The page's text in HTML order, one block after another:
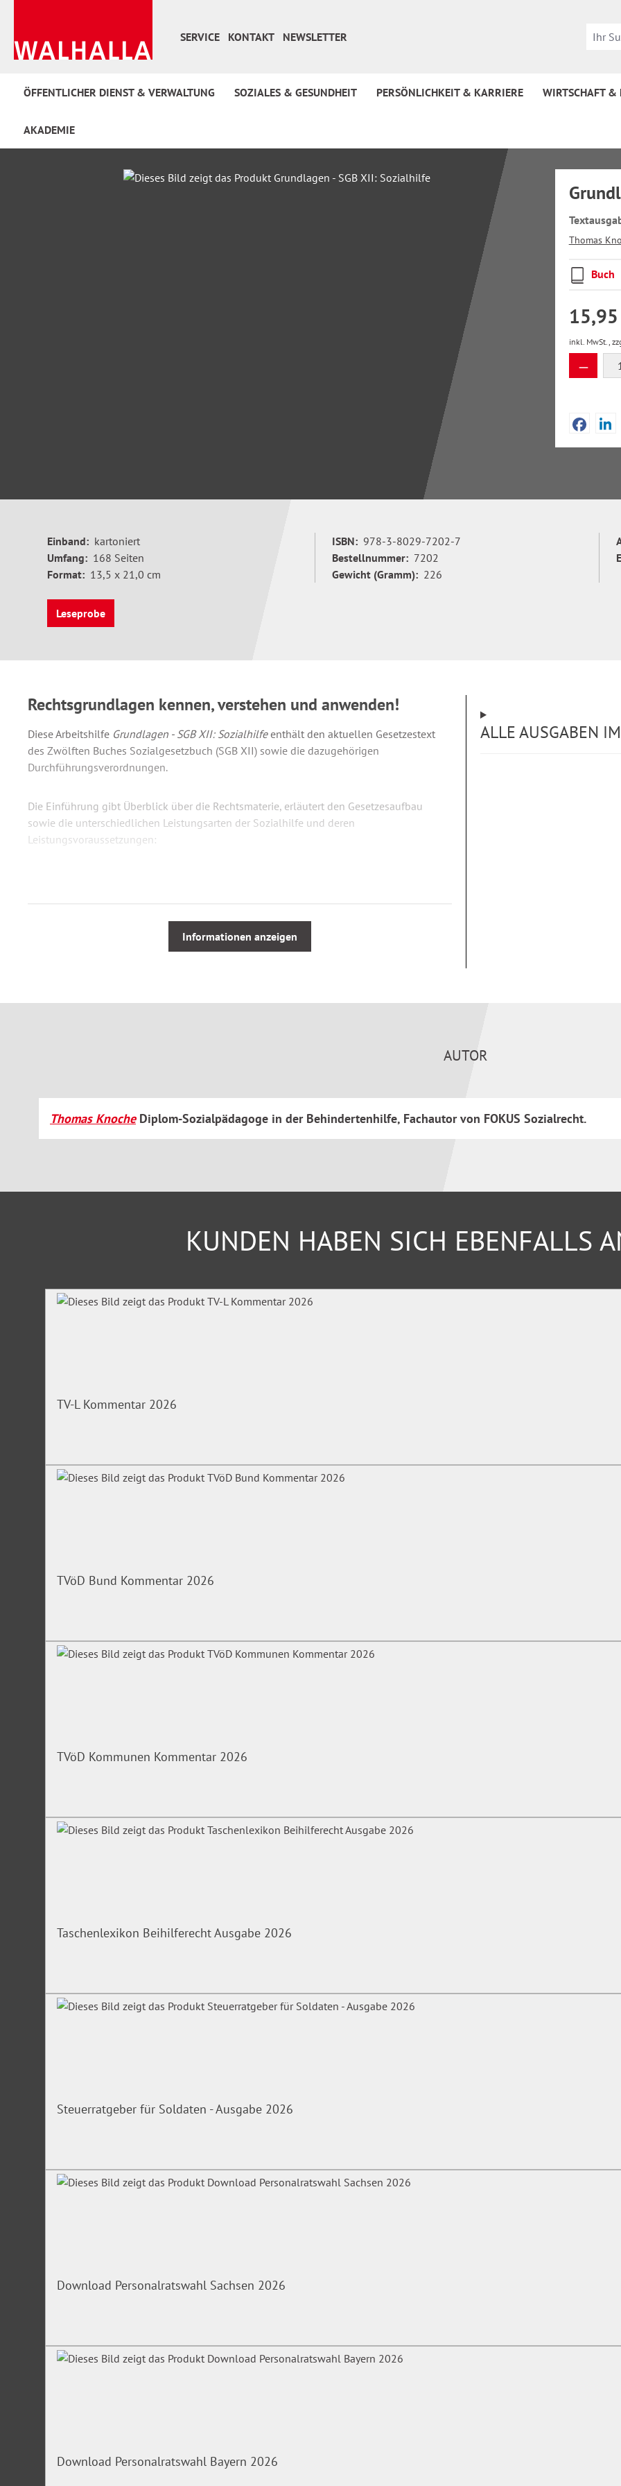
SERVICE
KONTAKT NEWSLETTER
ÖFFENTLICHER DIENST & VERWALTUNG SOZIALES & GESUNDHEIT PERSÖNLICHKEIT & KARRIERE WIRTSCHAFT
AKADEMIE
Bildergalerie überspringen
Thomas
Buch
inkl. MwSt.,
Einband: kartoniert
Umfang: 168 Seiten
Format: 13,5 x 21,0 cm
ISBN: 978-3-8029-7202-7
Bestellnummer: 7202
Gewicht (Gramm): 226
Leseprobe
Rechtsgrundlagen kennen, verstehen und anwenden!
Diese Arbeitshilfe Grundlagen - SGB XII: Sozialhilfeenthält den aktuellen Gesetzestext
des Zwölften Buches Sozialgesetzbuch (SGB XII) sowie die dazugehörigen
Durchführungsverordnungen.
Die Einführung gibt Überblick über die Rechtsmaterie, erläutert den Gesetzesaufbau
sowie die unterschiedlichen Leistungsarten der Sozialhilfe und deren
Leistungsvoraussetzungen:
Hilfe zur Überwindung besonderer sozialer Schwierigkeiten
Informationen anzeigen
ALLE AUSGABEN
AUTOR
Thomas KnocheDiplom-Sozialpädagoge in der Behindertenhilfe, Fachautor von FOKUS Sozialrecht.
KUNDEN HABEN SICH EBENFALLS
Produktgalerie überspringen
TV-L Kommentar 2026
TVöD Bund Kommentar 2026
TVöD Kommunen Kommentar 2026
Taschenlexikon Beihilferecht Ausgabe 2026
Steuerratgeber für Soldaten - Ausgabe 2026
Download Personalratswahl Sachsen 2026
Download Personalratswahl Bayern 2026